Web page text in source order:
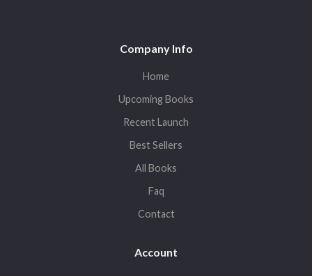
Company Info
Home
Upcoming Books
Recent Launch
Best Sellers
All Books
Faq
Contact
Account